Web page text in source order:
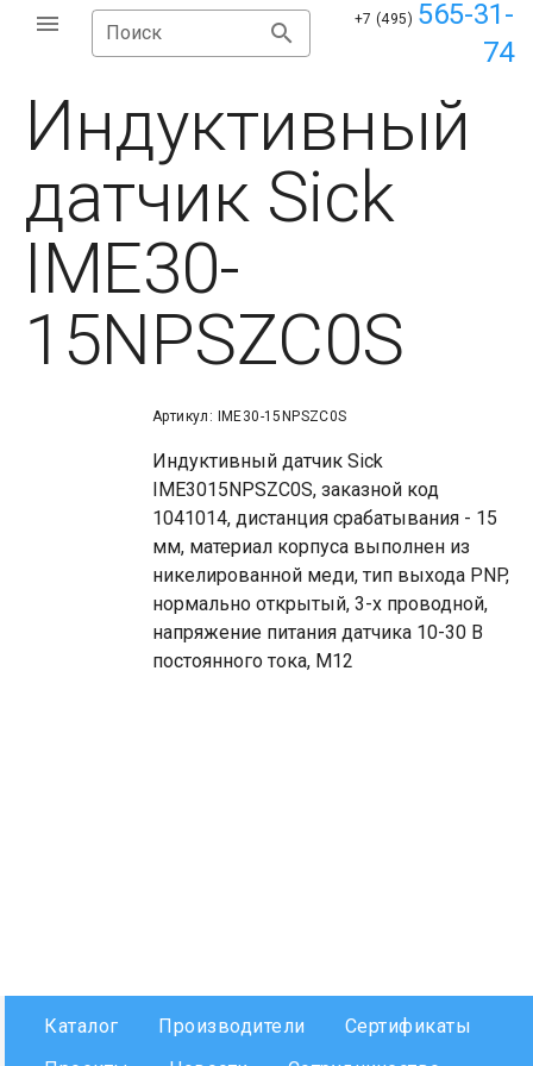
Поиск
+7 (495) 565-31-
74
Индуктивный
датчик Sick
IME30-
15NPSZC0S
Артикул: IME30-15NPSZC0S
Индуктивный датчик Sick
IME3015NPSZC0S, заказной код
1041014, дистанция срабатывания - 15
мм, материал корпуса выполнен из
никелированной меди, тип выхода PNP,
нормально открытый, 3-х проводной,
напряжение питания датчика 10-30 В
постоянного тока, М12
Каталог Производители
Сертификаты